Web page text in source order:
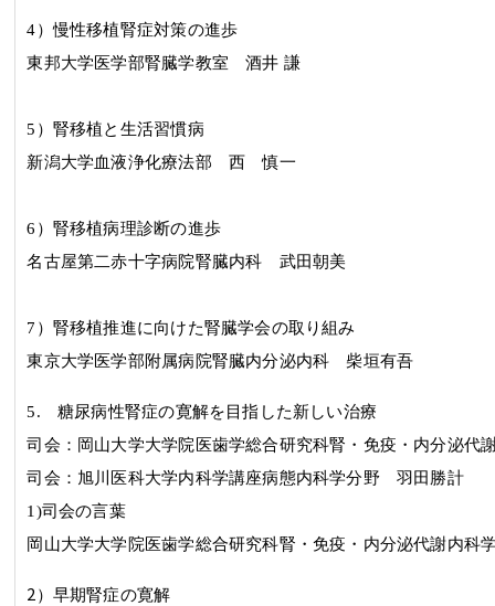
4）慢性移植腎症対策の進歩
東邦大学医学部腎臓学教室 酒井 謙
5）腎移植と生活習慣病
新潟大学血液浄化療法部 西 慎一
6 ）腎移植病理診断の進歩
名古屋第二赤十字病院腎臓内科 武田朝美
7 ）腎移植推進に向けた腎臓学会の取り組み
東京大学医学部附属病院腎臓内分泌内科 柴垣有吾
5.
糖尿病性腎症の寛解を目指した新しい治療
司会： 岡山大学大学院医歯学総合研究科腎・免疫・内分泌
司会：旭川医科大学内科学講座病態内科学分野
羽田勝計
1)司会の言葉
岡山大学大学院医歯学総合研究科腎・免疫・内分泌代謝内
2）早期腎症の寛解